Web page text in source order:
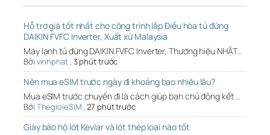
Hỗ trợ giá tốt nhất cho công trình lắp Điều hòa tủ đứng
DAIKIN FVFC Inverter, Xuất xứ Malaysia
Máy lạnh tủ đứng DAIKIN FVFC Inverter, Thương hiệu NHẬT…
Bởi vinhphat, 3 phút trước
Nên mua eSIM trước ngày đi khoảng bao nhiêu lâu?
Mua eSIM trước chuyến đi là cách giúp bạn chủ động kết …
Bởi ThegioieSIM,27 phút trước
Giày bảo hộ lót Kevlar và lót thép loại nào tốt